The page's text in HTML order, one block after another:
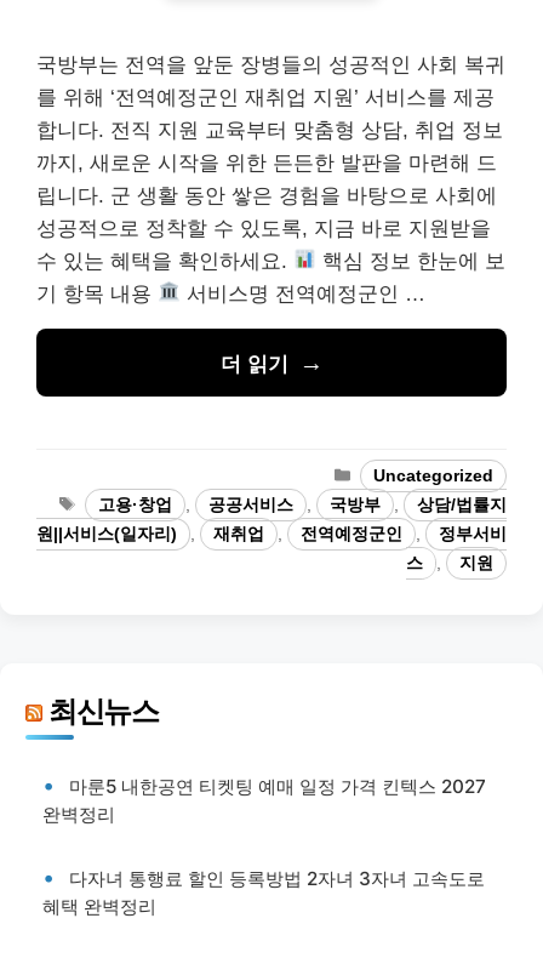
국방부는 전역을 앞둔 장병들의 성공적인 사회 복귀
를 위해 ‘전역예정군인 재취업 지원’ 서비스를 제공
합니다. 전직 지원 교육부터 맞춤형 상담, 취업 정보
까지, 새로운 시작을 위한 든든한 발판을 마련해 드
립니다. 군 생활 동안 쌓은 경험을 바탕으로 사회에
성공적으로 정착할 수 있도록, 지금 바로 지원받을
수 있는 혜택을 확인하세요.
핵심 정보 한눈에 보
기 항목 내용
서비스명 전역예정군인 …
더 읽기
카
테
고
리
Uncategorized
태
그
고용·창업 공공서비스 국방부
상담/법률지
원||서비스(일자리)
재취업 전역예정군인
정부서비
스
지원
최신뉴스
마룬5 내한공연 티켓팅 예매 일정 가격 킨텍스 2027
완벽정리
다자녀 통행료 할인 등록방법 2자녀 3자녀 고속도로
혜택 완벽정리